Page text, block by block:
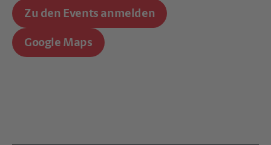
Zu den Events anmelden
Google Maps